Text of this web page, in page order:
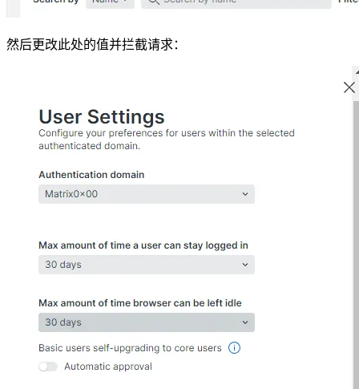
然后更改此处的值并拦截请求：